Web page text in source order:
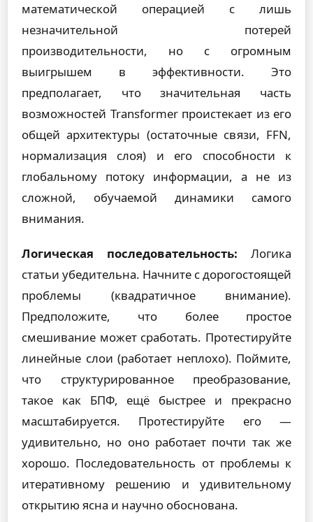
математической операцией с лишь
незначительной потерей
производительности, но с огромным
выигрышем в эффективности. Это
предполагает, что значительная часть
возможностей Transformer проистекает из его
общей архитектуры (остаточные связи, FFN,
нормализация слоя) и его способности к
глобальному потоку информации, а не из
сложной, обучаемой динамики самого
внимания.
Логическая последовательность: Логика
статьи убедительна. Начните с дорогостоящей
проблемы (квадратичное внимание).
Предположите, что более простое
смешивание может сработать. Протестируйте
линейные слои (работает неплохо). Поймите,
что структурированное преобразование,
такое как БПФ, ещё быстрее и прекрасно
масштабируется. Протестируйте его —
удивительно, но оно работает почти так же
хорошо. Последовательность от проблемы к
итеративному решению и удивительному
открытию ясна и научно обоснована.